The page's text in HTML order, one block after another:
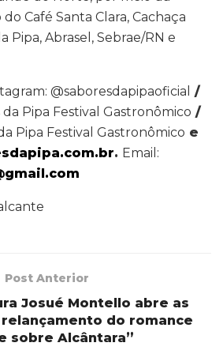
Café Santa Clara, Cachaça
Pipa, Abrasel, Sebrae/RN e
@saboresdapipaoficial /
Pipa Festival Gastronômico /
Pipa Festival Gastronômico e
. Email:
Post Anterior
Josué Montello abre as
do romance
sobre Alcântara”